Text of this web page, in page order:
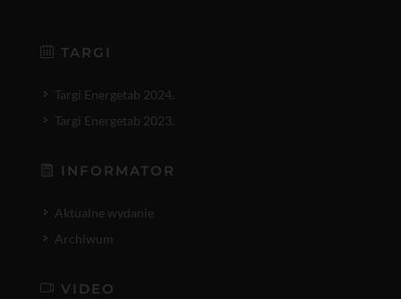
TARGI
Targi Energetab 2024.
Targi Energetab 2023.
INFORMATOR
Aktualne wydanie
Archiwum
VIDEO